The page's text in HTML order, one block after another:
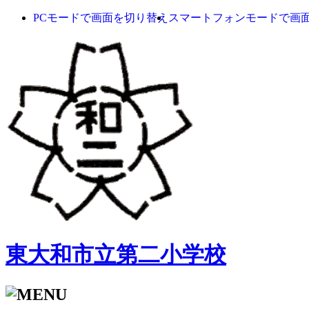
PCモードで画面を切り替え スマートフォンモードで画
東大和市立第二小学校